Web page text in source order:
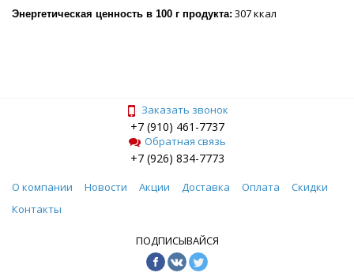
Энергетическая ценность в 100 г продукта: 307 ккал
Заказать звонок
+7 (910) 461-7737
Обратная связь
+7 (926) 834-7773
О компании Новости Акции Доставка Оплата
Скидки
Контакты
ПОДПИСЫВАЙСЯ